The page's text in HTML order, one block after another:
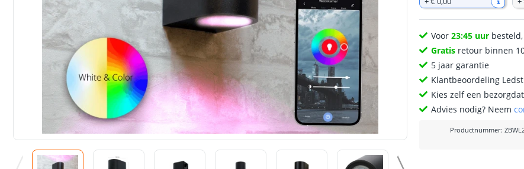
Voor23:45 uur besteld,
Gratis retour binnen
5 jaar garantie
Klantbeoordeling
Kies zelf een
Advies nodig? Neem
Productnummer: